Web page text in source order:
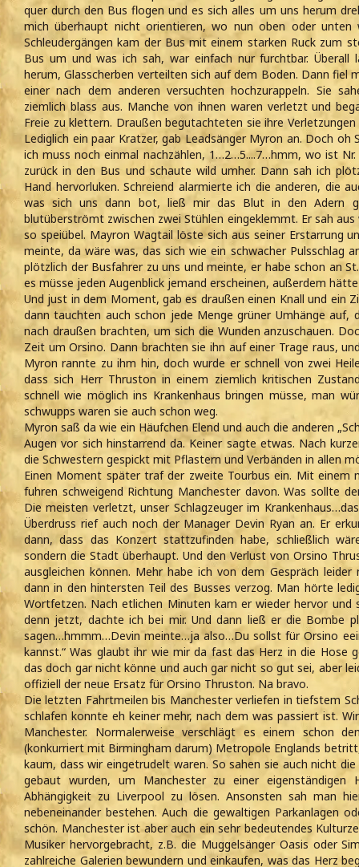
quer durch den Bus flogen und es sich alles um uns herum
mich überhaupt nicht orientieren, wo nun oben oder unten
Schleudergängen kam der Bus mit einem starken Ruck zum
Bus um und was ich sah, war einfach nur furchtbar. Überall
herum, Glasscherben verteilten sich auf dem Boden. Dann fiel
einer nach dem anderen versuchten hochzurappeln. Sie
ziemlich blass aus. Manche von ihnen waren verletzt und
Freie zu klettern. Draußen begutachteten sie ihre
Lediglich ein paar Kratzer, gab Leadsänger Myron an. Doch
ich muss noch einmal nachzählen, 1…2…5....7…hmm, wo ist
zurück in den Bus und schaute wild umher. Dann sah ich
Hand hervorluken. Schreiend alarmierte ich die anderen, die
was sich uns dann bot, ließ mir das Blut in den Adern
blutüberströmt zwischen zwei Stühlen eingeklemmt. Er sah
so speiübel. Mayron Wagtail löste sich aus seiner Erstarrung
meinte, da wäre was, das sich wie ein schwacher Pulsschlag
plötzlich der Busfahrer zu uns und meinte, er habe schon an
es müsse jeden Augenblick jemand erscheinen, außerdem
Und just in dem Moment, gab es draußen einen Knall und ein
dann tauchten auch schon jede Menge grüner Umhänge auf,
nach draußen brachten, um sich die Wunden anzuschauen.
Zeit um Orsino. Dann brachten sie ihn auf einer Trage raus,
Myron rannte zu ihm hin, doch wurde er schnell von zwei
dass sich Herr Thruston in einem ziemlich kritischen
schnell wie möglich ins Krankenhaus bringen müsse, man
schwupps waren sie auch schon weg.
Myron saß da wie ein Häufchen Elend und auch die anderen
Augen vor sich hinstarrend da. Keiner sagte etwas. Nach
die Schwestern gespickt mit Pflastern und Verbänden in allen
Einen Moment später traf der zweite Tourbus ein. Mit einem
fuhren schweigend Richtung Manchester davon. Was sollte
Die meisten verletzt, unser Schlagzeuger im
Überdruss rief auch noch der Manager Devin Ryan an. Er
dann, dass das Konzert stattzufinden habe, schließlich
sondern die Stadt überhaupt. Und den Verlust von Orsino
ausgleichen können. Mehr habe ich von dem Gespräch
dann in den hintersten Teil des Busses verzog. Man hörte
Wortfetzen. Nach etlichen Minuten kam er wieder hervor
denn jetzt, dachte ich bei mir. Und dann ließ er die Bombe
sagen…hmmm…Devin meinte…ja also…Du sollst für Orsino
kannst.“ Was glaubt ihr wie mir da fast das Herz in die Hose
das doch gar nicht könne und auch gar nicht so gut sei, aber
offiziell der neue Ersatz für Orsino Thruston. Na bravo.
Die letzten Fahrtmeilen bis Manchester verliefen in tiefstem
schlafen konnte eh keiner mehr, nach dem was passiert ist.
Manchester. Normalerweise verschlägt es einem schon
(konkurriert mit Birmingham darum) Metropole Englands
kaum, dass wir eingetrudelt waren. So sahen sie auch nicht
gebaut wurden, um Manchester zu einer
Abhängigkeit zu Liverpool zu lösen. Ansonsten sah man
nebeneinander bestehen. Auch die gewaltigen Parkanlagen
schön. Manchester ist aber auch ein sehr bedeutendes
Musiker hervorgebracht, z.B. die Muggelsänger Oasis oder
zahlreiche Galerien bewundern und einkaufen, was das Herz